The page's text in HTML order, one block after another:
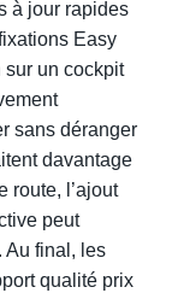
à jour rapides
Easy
sur un cockpit
sans déranger
davantage
route, l’ajout
peut
Au final, les
qualité prix